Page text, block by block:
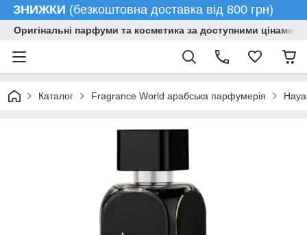
ЗНИЖКИ (безкоштовна доставка від 800 грн)
Оригінальні парфуми та косметика за доступними цінами
Каталог Fragrance World арабська парфумерія